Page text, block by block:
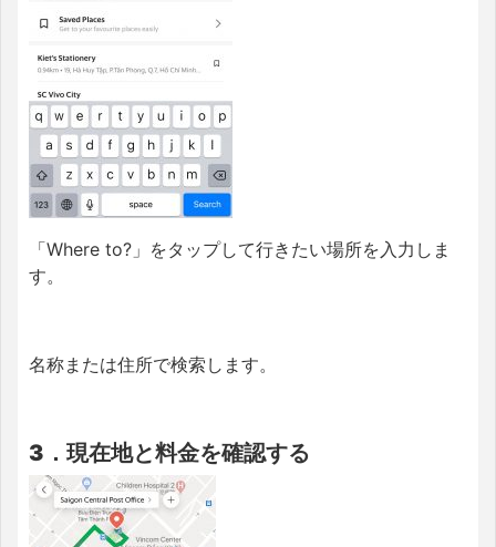
「Where to?」をタップして行きたい場所を入力しま
す。
名称または住所で検索します。
3．現在地と料金を確認する